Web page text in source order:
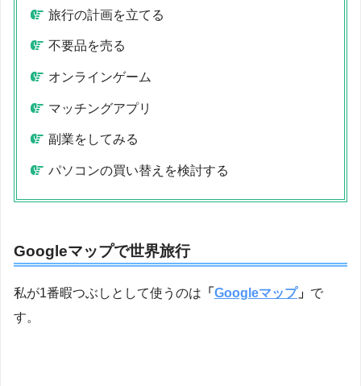
旅行の計画を立てる
不要品を売る
オンラインゲーム
マッチングアプリ
副業をしてみる
パソコンの買い替えを検討する
Googleマップで世界旅行
私が1番暇つぶしとして使うのは 「 Googleマップ」 で
す。